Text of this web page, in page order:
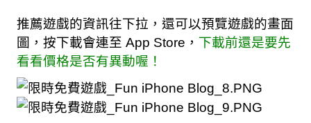
推薦遊戲的資訊往下拉，還可以預覽遊戲的畫面
圖，按下載會連至 App Store， 下載前還是要先
看看價格是否有異動喔！